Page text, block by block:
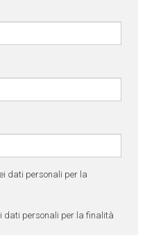
dati personali per la
dati personali per la finalità